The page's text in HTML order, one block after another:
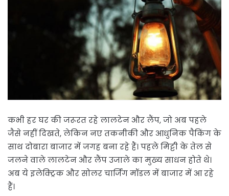
कभी हर घर की जरूरत रहे लालटेन और लैंप, जो अब पहले
जैसे नहीं दिखते, लेकिन नए तकनीकी और आधुनिक पैकिंग के
साथ दोबारा बाजार में जगह बना रहे हैं। पहले मिट्टी के तेल से
जलने वाले लालटेन और लैंप उजाले का मुख्य साधन होते थे।
अब ये इलेक्ट्रिक और सोलर चार्जिंग मॉडल में बाजार में आ रहे
हैं।